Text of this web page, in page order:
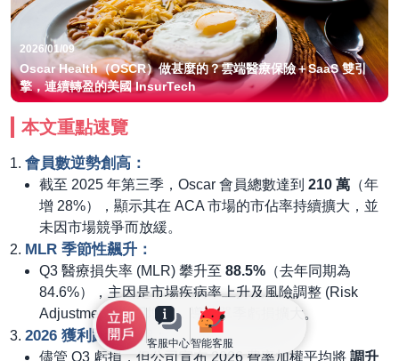
客服中心智能客服
2026/01/09
Oscar Health（OSCR）做甚麼的？雲端醫療保險＋SaaS 雙引
擎，連續轉盈的美國 InsurTech
本文重點速覽
會員數逆勢創高 ：
截至 2025 年第三季，Oscar 會員總數達到 210 萬 （年
增 28%），顯示其在 ACA 市場的市佔率持續擴大，並
未因市場競爭而放緩。
MLR 季節性飆升 ：
Q3 醫療損失率 (MLR) 攀升至 88.5% （去年同期為
84.6%），主因是市場疾病率上升及風險調整 (Risk
Adjustment) 費用增加，導致單季虧損擴大。
2026 獲利路徑明確：
儘管 Q3 虧損，但公司宣布 2026 費率加權平均將 調升